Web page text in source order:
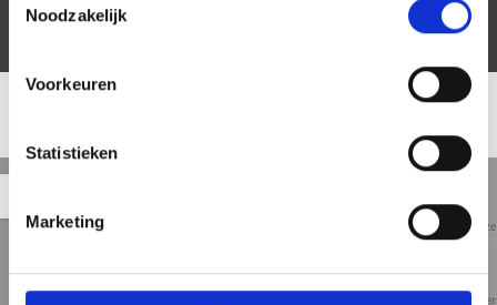
Noodzakelijk
Voorkeuren
Statistieken
Marketing
weergave